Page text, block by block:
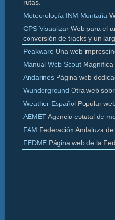
rutas.
Meteorología INM Montaña
GPS Visualizar Web para el
conversión de tracks y un
Peakware Una web
Manual Web Scout Magnífica
Andarines Página web
Wunderground Otra web
Weather Español Popular
AEMETAgencia estatal de
FAM Federación Andaluza
FEDME Página web de la